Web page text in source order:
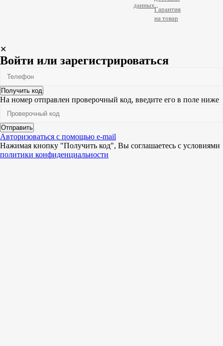
данных
Гарантия
на товар
✕
Войти или зарегистрироваться
Получить код
На номер отправлен проверочный код, введите его в поле ниже
Отправить
Авторизоваться с помощью e-mail
Нажимая кнопку "Получить код", Вы соглашаетесь c условиями
политики конфиденциальности